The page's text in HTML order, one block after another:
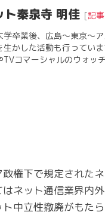
ト秦泉寺 明佳 [記
学卒業後、広島〜東京〜
生かした活動も行ってい
コマーシャルのウォッ
政権下で規定された
はネット通信業界内
ト中立性撤廃がもた